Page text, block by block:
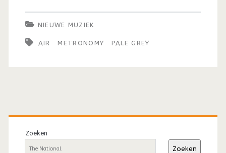
NIEUWE MUZIEK
AIR METRONOMY PALE GREY
Primaire
sidebar
Zoeken
Zoeken